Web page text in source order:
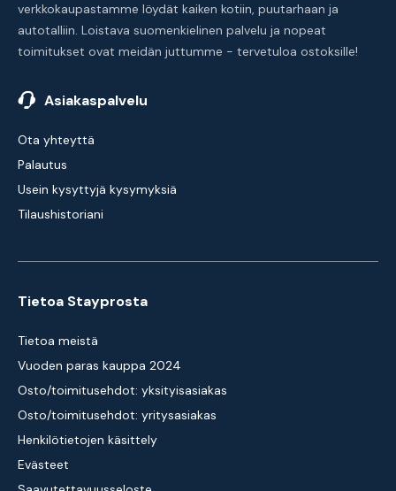
verkkokaupastamme löydät kaiken kotiin, puutarhaan ja
autotalliin. Loistava suomenkielinen palvelu ja nopeat
toimitukset ovat meidän juttumme - tervetuloa ostoksille!
Asiakaspalvelu
Ota yhteyttä
Palautus
Usein kysyttyjä kysymyksiä
Tilaushistoriani
Tietoa Stayprosta
Tietoa meistä
Vuoden paras kauppa 2024
Osto/toimitusehdot: yksityisasiakas
Osto/toimitusehdot: yritysasiakas
Henkilötietojen käsittely
Evästeet